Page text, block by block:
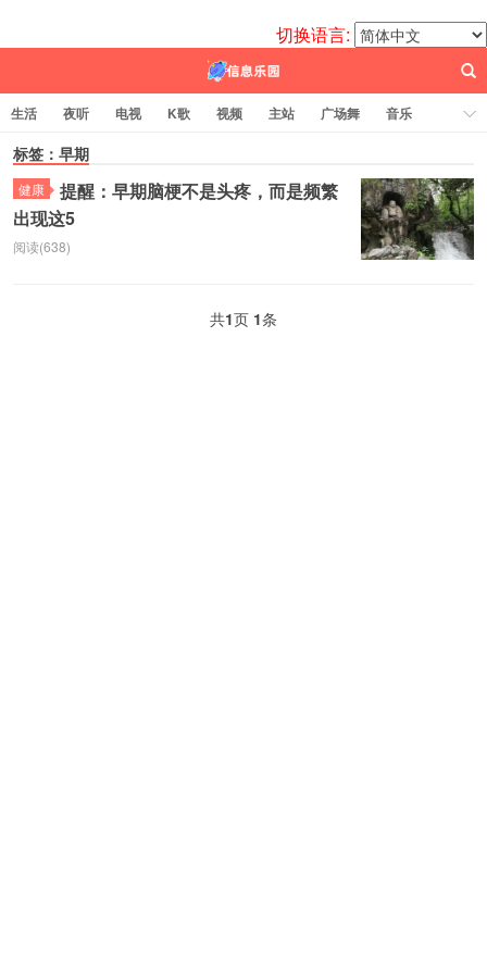
切换语言:
生活 夜听 电视 K歌 视频 主站 广场舞
音乐
歌曲
电台
标签：早期
健康
提醒：早期脑梗不是头疼，而是频繁
出现这5
阅读(638)
共1页 1条